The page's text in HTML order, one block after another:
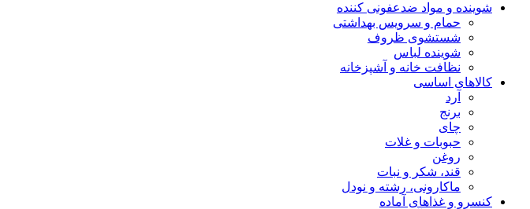
شوینده و مواد ضدعفونی کننده
حمام و سرویس بهداشتی
شستشوی ظروف
شوینده لباس
نظافت خانه و آشپزخانه
کالاهای اساسی
آرد
برنج
چای
حبوبات و غلات
روغن
قند، شکر و نبات
ماکارونی، رشته و نودل
کنسرو و غذاهای آماده